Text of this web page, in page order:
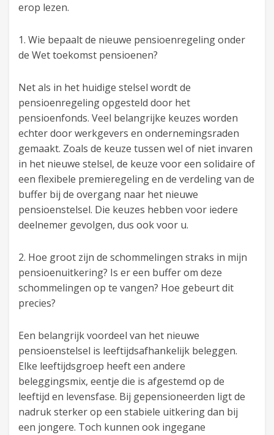
erop lezen.
1. Wie bepaalt de nieuwe pensioenregeling onder
de Wet toekomst pensioenen?
Net als in het huidige stelsel wordt de
pensioenregeling opgesteld door het
pensioenfonds. Veel belangrijke keuzes worden
echter door werkgevers en ondernemingsraden
gemaakt. Zoals de keuze tussen wel of niet invaren
in het nieuwe stelsel, de keuze voor een solidaire of
een flexibele premieregeling en de verdeling van de
buffer bij de overgang naar het nieuwe
pensioenstelsel. Die keuzes hebben voor iedere
deelnemer gevolgen, dus ook voor u.
2. Hoe groot zijn de schommelingen straks in mijn
pensioenuitkering? Is er een buffer om deze
schommelingen op te vangen? Hoe gebeurt dit
precies?
Een belangrijk voordeel van het nieuwe
pensioenstelsel is leeftijdsafhankelijk beleggen.
Elke leeftijdsgroep heeft een andere
beleggingsmix, eentje die is afgestemd op de
leeftijd en levensfase. Bij gepensioneerden ligt de
nadruk sterker op een stabiele uitkering dan bij
een jongere. Toch kunnen ook ingegane